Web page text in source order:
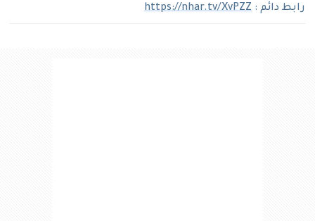
رابط دائم : https://nhar.tv/XvPZZ